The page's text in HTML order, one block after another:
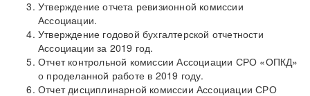
Утверждение отчета ревизионной комиссии
Ассоциации.
Утверждение годовой бухгалтерской отчетности
Ассоциации за 2019 год.
Отчет контрольной комиссии Ассоциации СРО «ОПКД»
о проделанной работе в 2019 году.
Отчет дисциплинарной комиссии Ассоциации СРО